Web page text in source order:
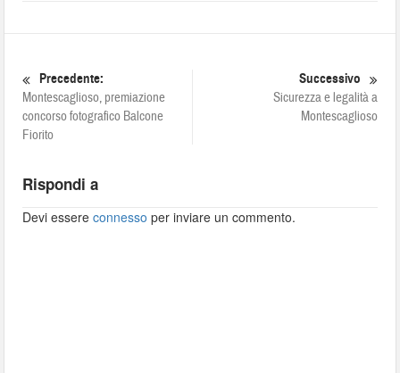
Precedente:
Montescaglioso, premiazione
concorso fotografico Balcone
Fiorito
Successivo
Sicurezza e legalità a
Montescaglioso
Rispondi a
Devi essereconnesso per inviare un commento.